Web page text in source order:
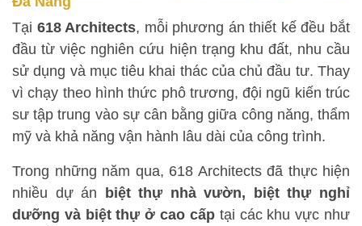
Tại 618 Architects, mỗi phương án thiết kế đều bắt
đầu từ việc nghiên cứu hiện trạng khu đất, nhu cầu
sử dụng và mục tiêu khai thác của chủ đầu tư. Thay
vì chạy theo hình thức phô trương, đội ngũ kiến trúc
sư tập trung vào sự cân bằng giữa công năng, thẩm
mỹ và khả năng vận hành lâu dài của công trình.
Trong những năm qua, 618 Architects đã thực hiện
nhiều dự án
biệt thự nhà vườn, biệt thự nghỉ
dưỡng và biệt thự ở cao cấptại các khu vực như